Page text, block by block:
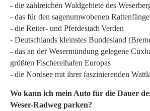
- die zahlreichen Waldgebiete des
- das für den sagenumwobenen
- die Reiter- und Pferdestadt Verden
- Deutschlands kleinstes Bundesland
- das an der Wesermündung gelegene
größten Fischereihafen Europas
- die Nordsee mit ihrer faszinierenden
Wo kann ich mein Auto für die Dauer
Weser-Radweg parken?